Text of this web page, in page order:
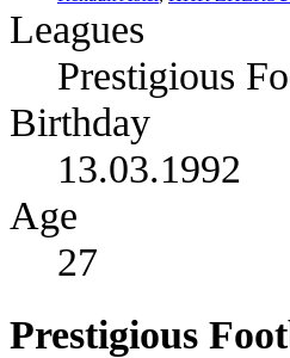
Leagues
Prestigious
Birthday
13.03.1992
Age
27
Prestigious